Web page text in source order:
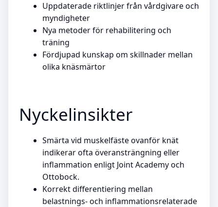
Uppdaterade riktlinjer från vårdgivare och
myndigheter
Nya metoder för rehabilitering och
träning
Fördjupad kunskap om skillnader mellan
olika knäsmärtor
Nyckelinsikter
Smärta vid muskelfäste ovanför knät
indikerar ofta överansträngning eller
inflammation enligt Joint Academy och
Ottobock.
Korrekt differentiering mellan
belastnings- och inflammationsrelaterade